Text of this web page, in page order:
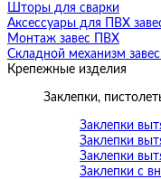
Шторы для сварки
Аксессуары для ПВХ
Монтаж завес ПВХ
Складной механизм
Крепежные изделия
Заклепки,
Заклепки
Заклепки
Заклепки
Заклепки с